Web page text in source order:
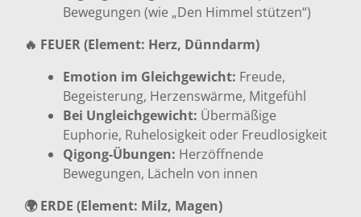
Bewegungen (wie „Den Himmel stützen“)
🔥 FEUER (Element: Herz, Dünndarm)
Emotion im Gleichgewicht: Freude,
Begeisterung, Herzenswärme, Mitgefühl
Bei Ungleichgewicht: Übermäßige
Euphorie, Ruhelosigkeit oder Freudlosigkeit
Qigong-Übungen: Herzöffnende
Bewegungen, Lächeln von innen
🌍 ERDE (Element: Milz, Magen)